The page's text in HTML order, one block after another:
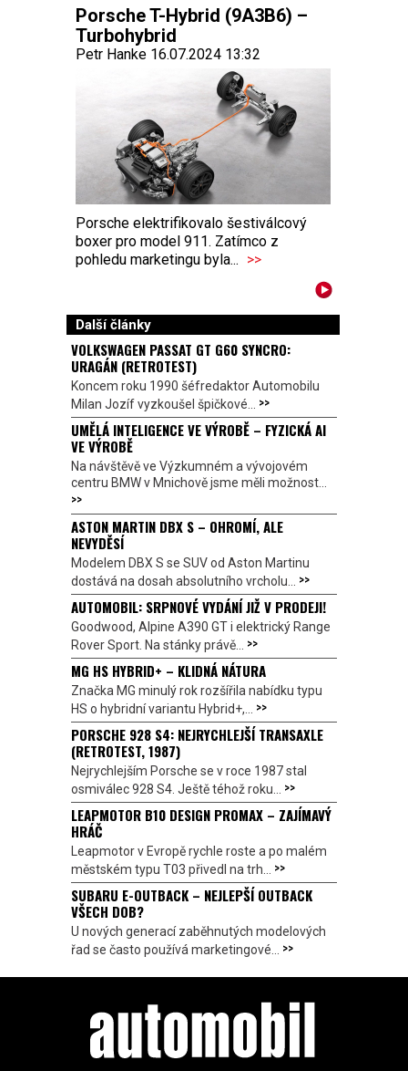
Porsche T-Hybrid (9A3B6) –
Turbohybrid
Petr Hanke 16.07.2024 13:32
Porsche elektrifikovalo šestiválcový
boxer pro model 911. Zatímco z
pohledu marketingu byla... >>
Další články
VOLKSWAGEN PASSAT GT G60 SYNCRO:
URAGÁN (RETROTEST)
Koncem roku 1990 šéfredaktor Automobilu
Milan Jozíf vyzkoušel špičkové... >>
UMĚLÁ INTELIGENCE VE VÝROBĚ – FYZICKÁ AI
VE VÝROBĚ
Na návštěvě ve Výzkumném a vývojovém
centru BMW v Mnichově jsme měli možnost...
>>
ASTON MARTIN DBX S – OHROMÍ, ALE
NEVYDĚSÍ
Modelem DBX S se SUV od Aston Martinu
dostává na dosah absolutního vrcholu... >>
AUTOMOBIL: SRPNOVÉ VYDÁNÍ JIŽ V PRODEJI!
Goodwood, Alpine A390 GT i elektrický Range
Rover Sport. Na stánky právě... >>
MG HS HYBRID+ – KLIDNÁ NÁTURA
Značka MG minulý rok rozšířila nabídku typu
HS o hybridní variantu Hybrid+,... >>
PORSCHE 928 S4: NEJRYCHLEJŠÍ TRANSAXLE
(RETROTEST, 1987)
Nejrychlejším Porsche se v roce 1987 stal
osmiválec 928 S4. Ještě téhož roku... >>
LEAPMOTOR B10 DESIGN PROMAX – ZAJÍMAVÝ
HRÁČ
Leapmotor v Evropě rychle roste a po malém
městském typu T03 přivedl na trh... >>
SUBARU E-OUTBACK – NEJLEPŠÍ OUTBACK
VŠECH DOB?
U nových generací zaběhnutých modelových
řad se často používá marketingové... >>